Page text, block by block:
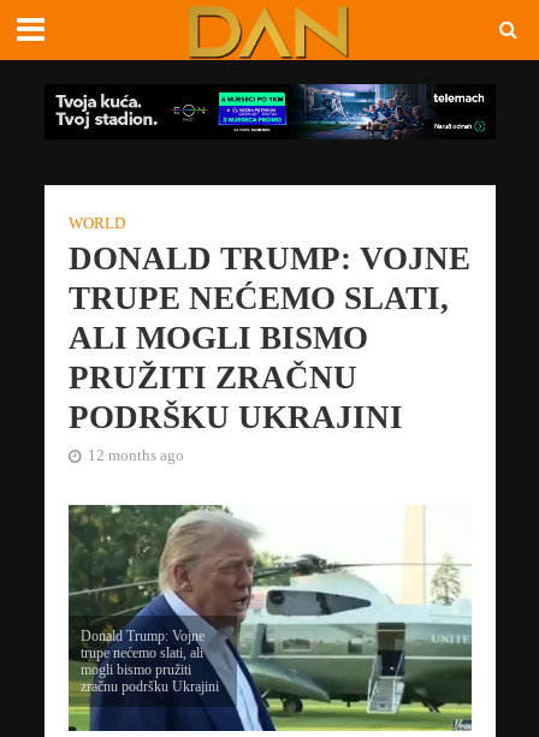
WORLD
DONALD TRUMP: VOJNE
TRUPE NEĆEMO SLATI,
ALI MOGLI BISMO
PRUŽITI ZRAČNU
PODRŠKU UKRAJINI
12 months ago
Donald Trump: Vojne
trupe nećemo slati, ali
mogli bismo pružiti
zračnu podršku Ukrajini